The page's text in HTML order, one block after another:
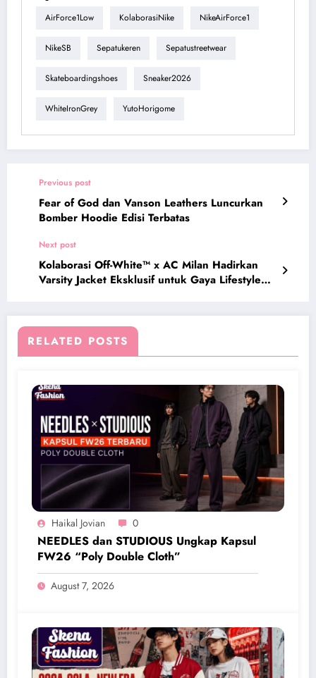
AirForce1Low KolaborasiNike NikeAirForce1
NikeSB Sepatukeren Sepatustreetwear
Skateboardingshoes Sneaker2026
WhiteIronGrey YutoHorigome
Previous post
Fear of God dan Vanson Leathers Luncurkan
Bomber Hoodie Edisi Terbatas
Next post
Kolaborasi Off-White™ x AC Milan Hadirkan
Varsity Jacket Eksklusif untuk Gaya Lifestyle
RELATED POSTS
Haikal Jovian 0
NEEDLES dan STUDIOUS Ungkap Kapsul
FW26 “Poly Double Cloth”
August 7, 2026